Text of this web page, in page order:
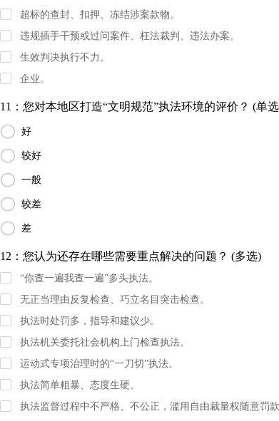
超标的查封、扣押、冻结涉案款物。
违规插手干预或过问案件、枉法裁判、违法办案。
生效判决执行不力。
企业。
11：您对本地区打造“文明规范”执法环境的评价？ (单
 好
 较好
 一般
 较差
 差
12：您认为还存在哪些需要重点解决的问题？ (多选)
“你查一遍我查一遍”多头执法。
无正当理由反复检查、巧立名目突击检查。
执法时处罚多，指导和建议少。
执法机关委托社会机构上门检查执法。
运动式专项治理时的“一刀切”执法。
执法简单粗暴、态度生硬。
执法监督过程中不严格、不公正，滥用自由裁量权随意罚款